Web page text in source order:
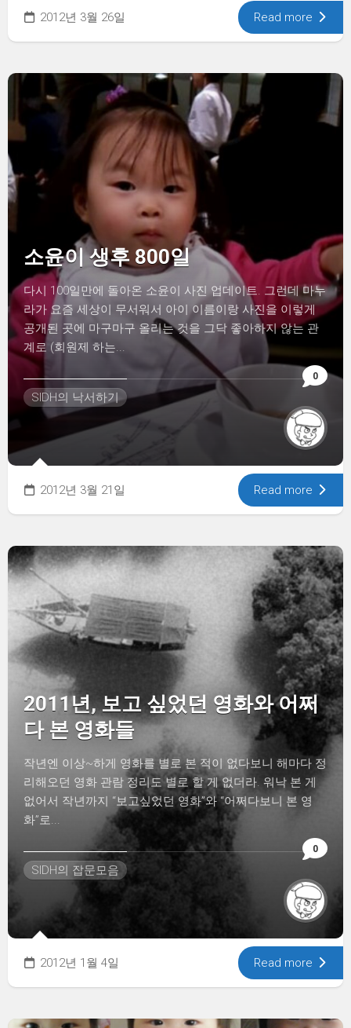
2012년 3월 26일 Read more
0
소윤이 생후 800일
다시 100일만에 돌아온 소윤이 사진 업데이트. 그런데 마누
라가 요즘 세상이 무서워서 아이 이름이랑 사진을 이렇게
공개된 곳에 마구마구 올리는 것을 그닥 좋아하지 않는 관
계로 (회원제 하는...
SIDH의 낙서하기
2012년 3월 21일 Read more
0
2011년, 보고 싶었던 영화와 어쩌
다 본 영화들
작년엔 이상~하게 영화를 별로 본 적이 없다보니 해마다 정
리해오던 영화 관람 정리도 별로 할 게 없더라. 워낙 본 게
없어서 작년까지 “보고싶었던 영화”와 “어쩌다보니 본 영
화”로...
SIDH의 잡문모음
2012년 1월 4일 Read more